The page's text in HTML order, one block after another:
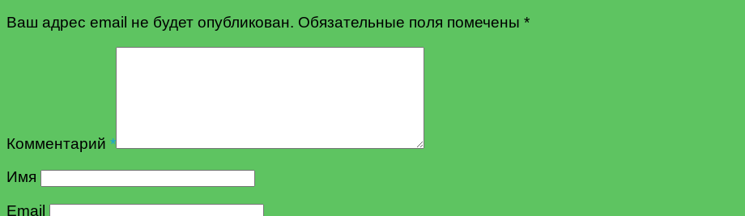
Ваш адрес email не будет опубликован. Обязательные поля помечены *
Комментарий *
Имя
Email